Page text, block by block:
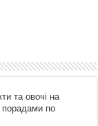
та овочі на
порадами по